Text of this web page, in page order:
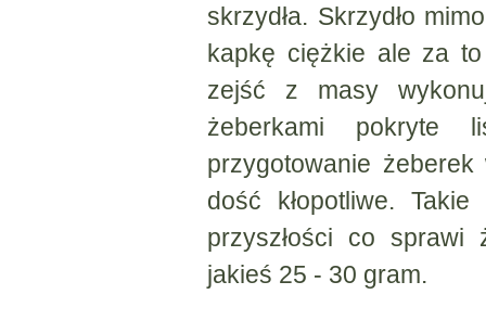
skrzydła. Skrzydło
kapkę ciężkie ale za
zejść z masy
żeberkami pokryte
przygotowanie
dość kłopotliwe.
przyszłości co sprawi
jakieś 25 - 30 gram.